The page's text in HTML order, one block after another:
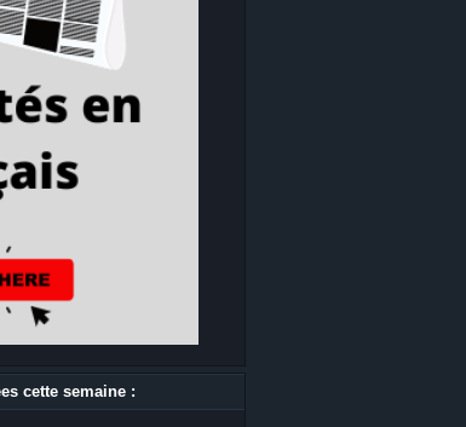
cette semaine :